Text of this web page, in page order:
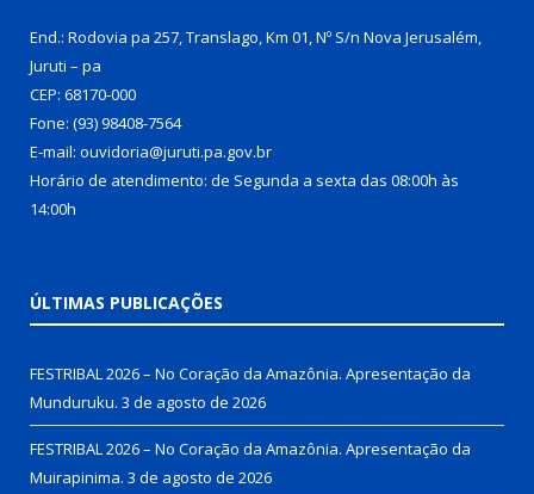
End.: Rodovia pa 257, Translago, Km 01, Nº S/n Nova Jerusalém,
Juruti – pa
CEP: 68170-000
Fone: (93) 98408-7564
E-mail: ouvidoria@juruti.pa.gov.br
Horário de atendimento: de Segunda a sexta das 08:00h às
14:00h
ÚLTIMAS PUBLICAÇÕES
FESTRIBAL 2026 – No Coração da Amazônia. Apresentação da
Munduruku. 3 de agosto de 2026
FESTRIBAL 2026 – No Coração da Amazônia. Apresentação da
Muirapinima. 3 de agosto de 2026